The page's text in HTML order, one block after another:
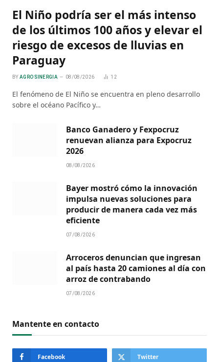
El Niño podría ser el más intenso
de los últimos 100 años y elevar el
riesgo de excesos de lluvias en
Paraguay
BY AGRO SINERGIA 08/08/2026 12
El fenómeno de El Niño se encuentra en pleno desarrollo
sobre el océano Pacífico y…
Banco Ganadero y Fexpocruz
renuevan alianza para Expocruz
2026
08/08/2026
Bayer mostró cómo la innovación
impulsa nuevas soluciones para
producir de manera cada vez más
eficiente
07/08/2026
Arroceros denuncian que ingresan
al país hasta 20 camiones al día con
arroz de contrabando
07/08/2026
Mantente en contacto
Facebook Twitter